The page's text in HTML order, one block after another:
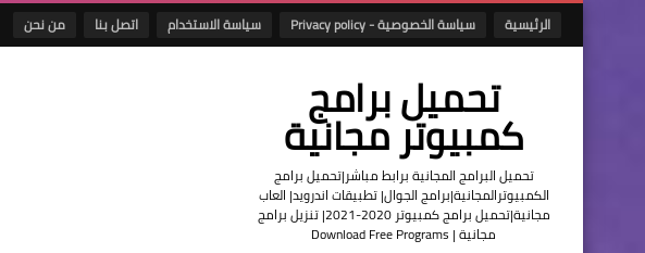
الرئيسية سياسة الخصوصية - Privacy policy سياسة الاستخدام اتصل بنا من نحن
تحميل برامج
كمبيوتر مجانية
تحميل البرامج المجانية برابط مباشر|تحميل برامج
الكمبيوترالمجانية|برامج الجوال| تطبيقات اندرويد| العاب
مجانية|تحميل برامج كمبيوتر 2020-2021| تنزيل برامج
مجانية | Download Free Programs